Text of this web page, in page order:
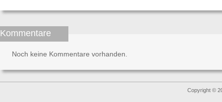
Kommentare
Noch keine Kommentare vorhanden.
Copyright ©